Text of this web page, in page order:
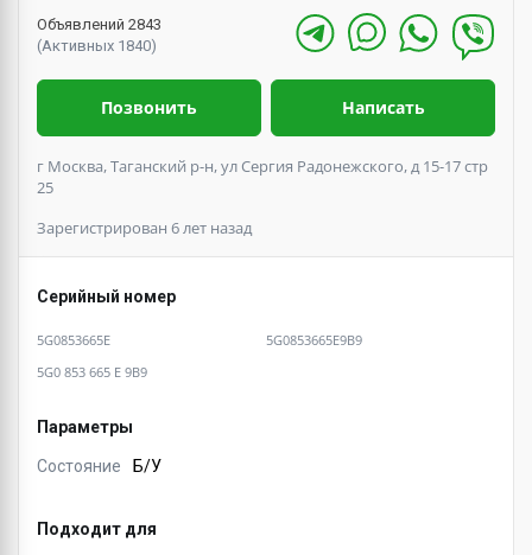
Объявлений 2843
(Активных 1840)
Позвонить Написать
г Москва, Таганский р-н, ул Сергия Радонежского, д 15-17 стр
25
Зарегистрирован 6 лет назад
Серийный номер
5G0853665E
5G0853665E9B9
5G0 853 665 E 9B9
Параметры
Состояние Б/У
Подходит для